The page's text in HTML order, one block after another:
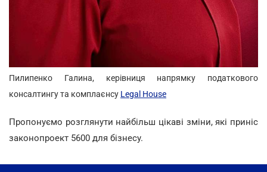
Пилипенко Галина, керівниця напрямку податкового
консалтингу та комплаєнсу Legal House
Пропонуємо розглянути найбільш цікаві зміни, які приніс
законопроект 5600 для бізнесу.